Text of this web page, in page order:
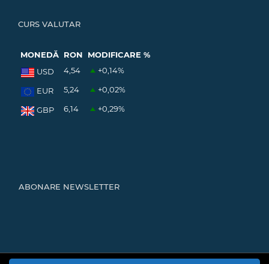
CURS VALUTAR
MONEDĂ RON
MODIFICARE %
USD
4,54 +0,14%
EUR 5,24 +0,02%
GBP 6,14 +0,29%
ABONARE NEWSLETTER